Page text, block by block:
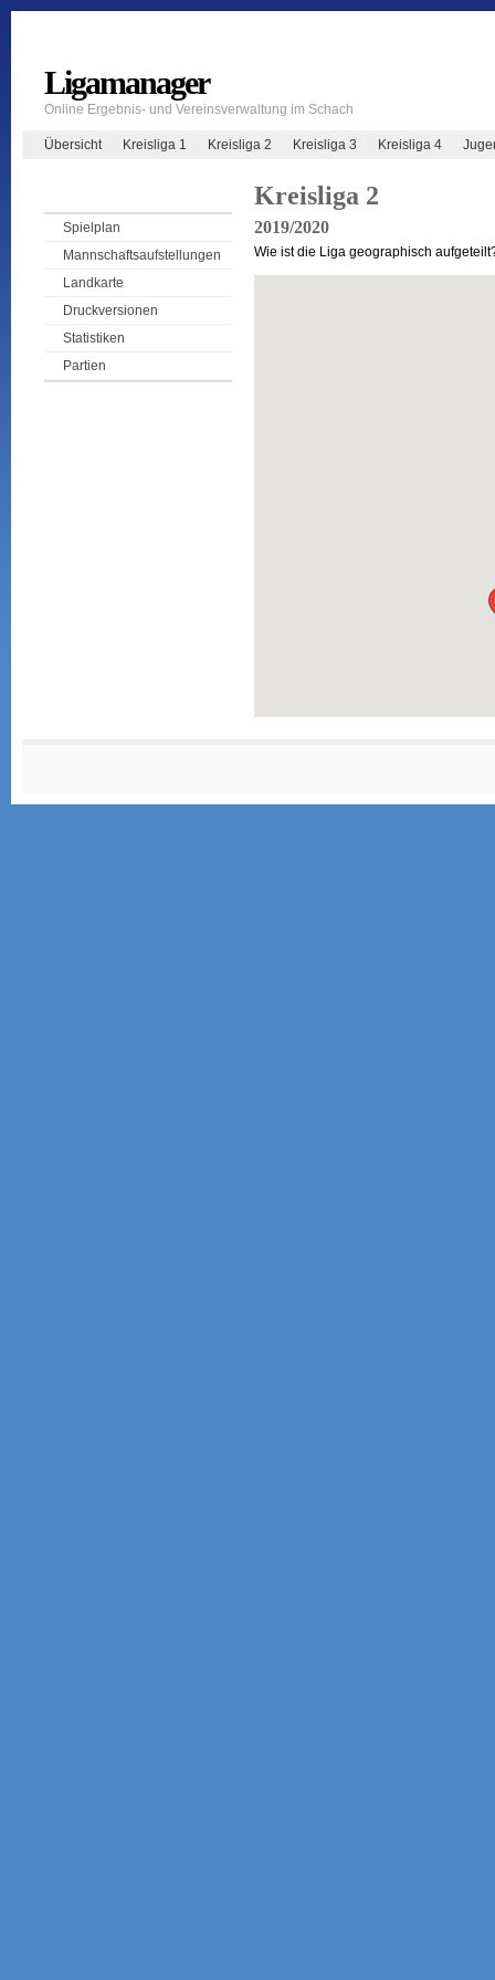
Ligamanager
Online Ergebnis- und Vereinsverwaltung im Schach
Übersicht Kreisliga 1 Kreisliga 2 Kreisliga 3 Kreisliga 4
Spielplan
Mannschaftsaufstellungen
Landkarte
Druckversionen
Statistiken
Partien
Kreisliga 2
2019/2020
Wie ist die Liga geographisch